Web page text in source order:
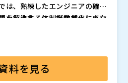
は、熟練したエンジニアの確保
点を支える体制が常態化してい
を解決するに、複数拠点に点在
管理し、現地対応を不要にでき
性の確保」や「システム変更に
が膨大」といった理由から、古
料を見る